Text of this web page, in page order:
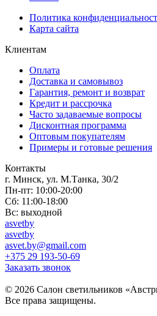
Политика
Карта сайта
Клиентам
Оплата
Доставка и самовывоз
Гарантия, ремонт и возврат
Кредит и рассрочка
Часто задаваемые вопросы
Дисконтная программа
Оптовым покупателям
Примеры и готовые решения
Контакты
г. Минск, ул. М.Танка, 30/2
Пн-пт: 10:00-20:00
Сб: 11:00-18:00
Вс: выходной
asvetby
asvetby
asvet.by@gmail.com
+375 29 193-50-69
Заказать звонок
© 2026 Салон светильников
Все права защищены.